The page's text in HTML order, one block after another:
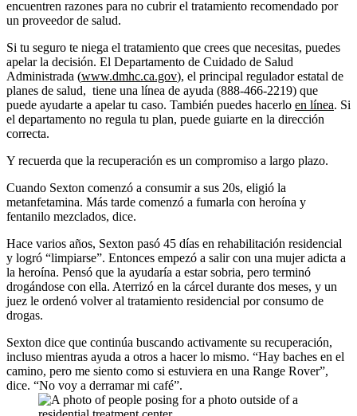
encuentren razones para no cubrir el tratamiento recomendado por
un proveedor de salud.
Si tu seguro te niega el tratamiento que crees que necesitas, puedes
apelar la decisión. El Departamento de Cuidado de Salud
Administrada (www.dmhc.ca.gov), el principal regulador estatal de
planes de salud, tiene una línea de ayuda (888-466-2219) que
puede ayudarte a apelar tu caso. También puedes hacerlo en línea. Si
el departamento no regula tu plan, puede guiarte en la dirección
correcta.
Y recuerda que la recuperación es un compromiso a largo plazo.
Cuando Sexton comenzó a consumir a sus 20s, eligió la
metanfetamina. Más tarde comenzó a fumarla con heroína y
fentanilo mezclados, dice.
Hace varios años, Sexton pasó 45 días en rehabilitación residencial
y logró “limpiarse”. Entonces empezó a salir con una mujer adicta a
la heroína. Pensó que la ayudaría a estar sobria, pero terminó
drogándose con ella. Aterrizó en la cárcel durante dos meses, y un
juez le ordenó volver al tratamiento residencial por consumo de
drogas.
Sexton dice que continúa buscando activamente su recuperación,
incluso mientras ayuda a otros a hacer lo mismo. “Hay baches en el
camino, pero me siento como si estuviera en una Range Rover”,
dice. “No voy a derramar mi café”.